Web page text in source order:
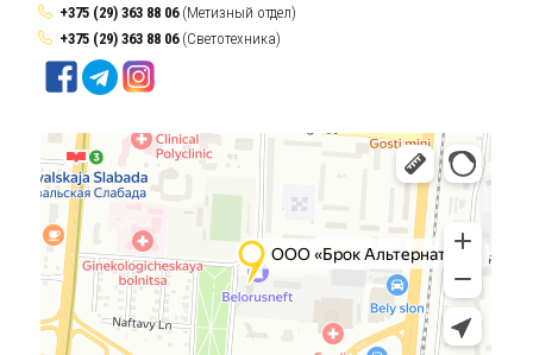
+375 (29) 363 88 06(Метизный отдел)
+375 (29) 363 88 06(Светотехника)